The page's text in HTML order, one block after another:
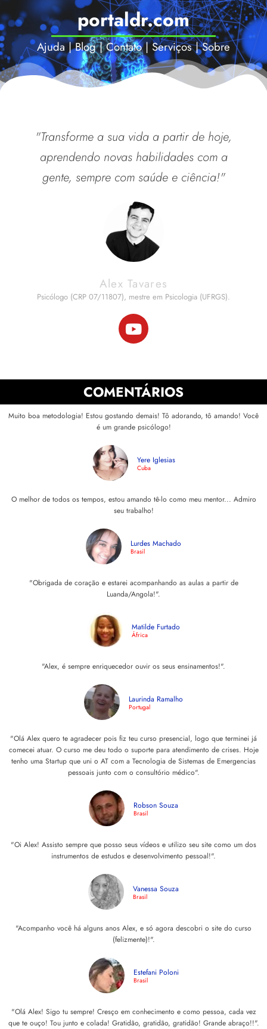
portaldr.com
Ajuda|Blog|Contato|Serviços|Sobre
"Transforme a sua vida a partir de hoje,
aprendendo novas habilidades com a
gente, sempre com saúde e ciência!"
Alex Tavares
Psicólogo (CRP 07/11807), mestre em Psicologia (UFRGS).
COMENTÁRIOS
Muito boa metodologia! Estou gostando demais! Tô adorando, tô amando! Você
é um grande psicólogo!
Yere Iglesias
Cuba
O melhor de todos os tempos, estou amando tê-lo como meu mentor... Admiro
seu trabalho!
Lurdes Machado
Brasil
"Obrigada de coração e estarei acompanhando as aulas a partir de
Luanda/Angola!".
Matilde Furtado
África
"Alex, é sempre enriquecedor ouvir os seus ensinamentos!".
Laurinda Ramalho
Portugal
"Olá Alex quero te agradecer pois fiz teu curso presencial, logo que terminei já
comecei atuar. O curso me deu todo o suporte para atendimento de crises. Hoje
tenho uma Startup que uni o AT com a Tecnologia de Sistemas de Emergencias
pessoais junto com o consultório médico".
Robson Souza
Brasil
"Oi Alex! Assisto sempre que posso seus vídeos e utilizo seu site como um dos
instrumentos de estudos e desenvolvimento pessoal!".
Vanessa Souza
Brasil
"Acompanho você há alguns anos Alex, e só agora descobri o site do curso
(felizmente)!".
Estefani Poloni
Brasil
"Olá Alex! Sigo tu sempre! Cresço em conhecimento e como pessoa, cada vez
que te ouço! Tou junto e colada! Gratidão, gratidão, gratidão! Grande abraço! !".